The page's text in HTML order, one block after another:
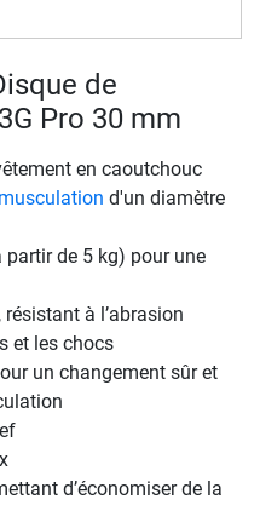
de
Pro 30 mm
en caoutchouc
d'un diamètre
partir de 5 kg) pour une
à l’abrasion
et les chocs
un changement sûr et
d’économiser de la